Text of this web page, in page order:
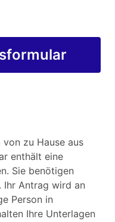
zu Hause aus
enthält eine
Sie benötigen
Ihr Antrag wird an
Person in
Ihre Unterlagen